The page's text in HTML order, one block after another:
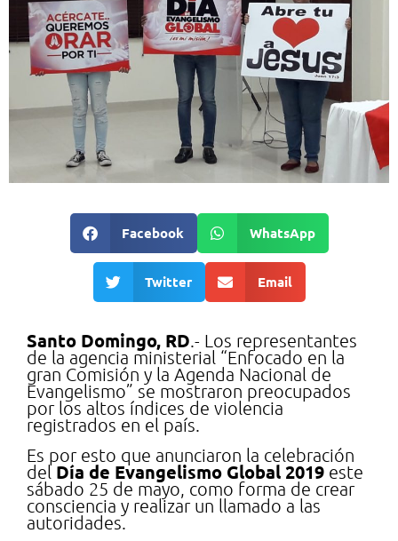
Facebook WhatsApp
Twitter Email
Santo Domingo, RD.- Los representantes
de la agencia ministerial “Enfocado en la
gran Comisión y la Agenda Nacional de
Evangelismo” se mostraron preocupados
por los altos índices de violencia
registrados en el país.
Es por esto que anunciaron la celebración
del Día de Evangelismo Global 2019 este
sábado 25 de mayo, como forma de crear
consciencia y realizar un llamado a las
autoridades.